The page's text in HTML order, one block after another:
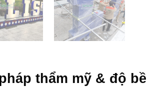
thẩm mỹ & độ